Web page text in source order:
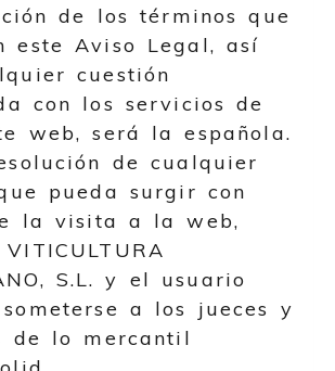
de los términos que
este Aviso Legal, así
cuestión
con los servicios de
web, será la española.
de cualquier
pueda surgir con
la visita a la web,
VITICULTURA
S.L. y el usuario
a los jueces y
de lo mercantil